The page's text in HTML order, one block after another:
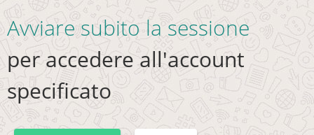
Avviare subito la sessione
per accedere all'account
specificato